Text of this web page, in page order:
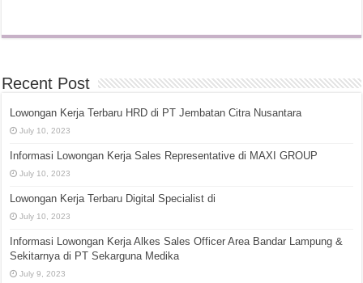
Recent Post
Lowongan Kerja Terbaru HRD di PT Jembatan Citra Nusantara
July 10, 2023
Informasi Lowongan Kerja Sales Representative di MAXI GROUP
July 10, 2023
Lowongan Kerja Terbaru Digital Specialist di
July 10, 2023
Informasi Lowongan Kerja Alkes Sales Officer Area Bandar Lampung &
Sekitarnya di PT Sekarguna Medika
July 9, 2023